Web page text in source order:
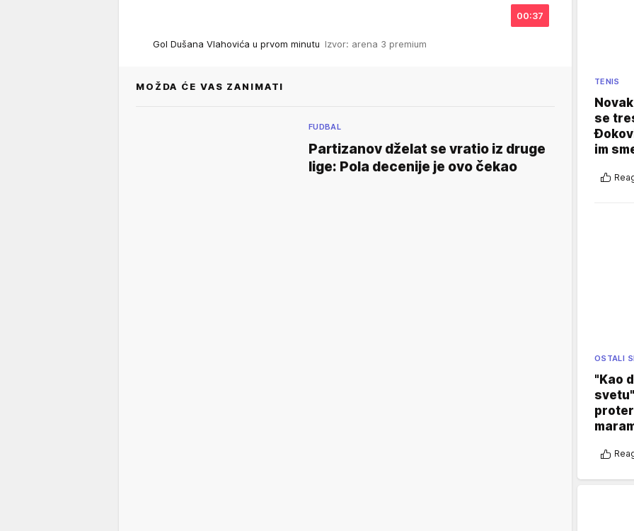
00:37
Gol Dušana Vlahovića u prvom minutu Izvor: arena 3 premium
MOŽDA ĆE VAS ZANIMATI
FUDBAL
Partizanov dželat se vratio iz druge
lige: Pola decenije je ovo čekao
TENIS
se
im
OSTALI
"Kao